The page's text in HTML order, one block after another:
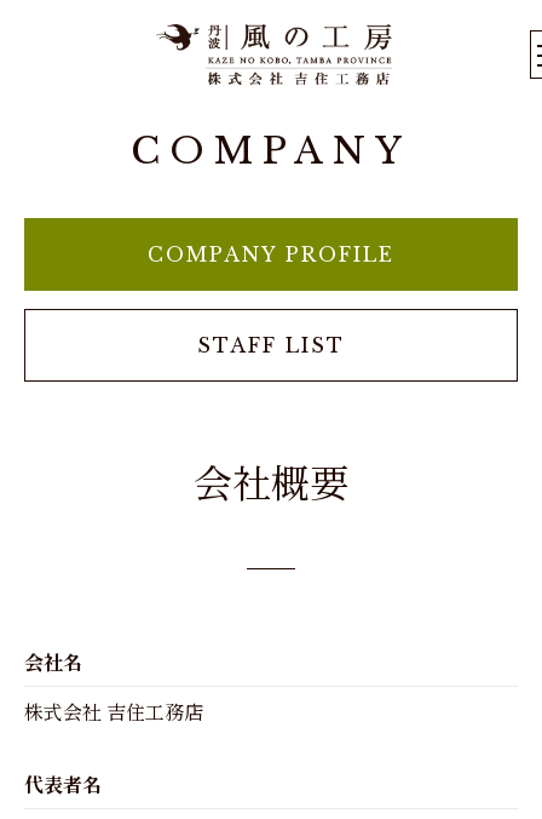
COMPANY
COMPANY PROFILE
STAFF LIST
会社概要
会社名
株式会社 吉住工務店
代表者名